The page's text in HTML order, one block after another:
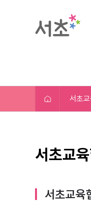
서초
서초교
서초교육